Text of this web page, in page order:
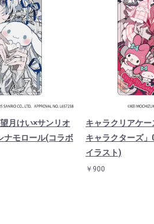
月けい×サンリオ
ナモロール(コラボ
キャラクリアケ
キャラクターズ
イラスト)
￥900